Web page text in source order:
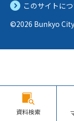
このサイトに
©2026 Bunkyo
資料検索